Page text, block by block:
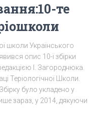
те
школи Українського
опис 10-ї збірки
І. Загороднюка.
Теріологічної Школи.
було укладено у
зараз, у 2014, дякуючи